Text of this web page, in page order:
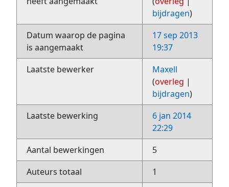
bijdragen)
Datum waarop de pagina
is aangemaakt
17 sep 2013
19:37
Laatste bewerker
Maxell
(overleg |
bijdragen)
Laatste bewerking
6 jan 2014
22:29
Aantal bewerkingen
5
Auteurs totaal
1